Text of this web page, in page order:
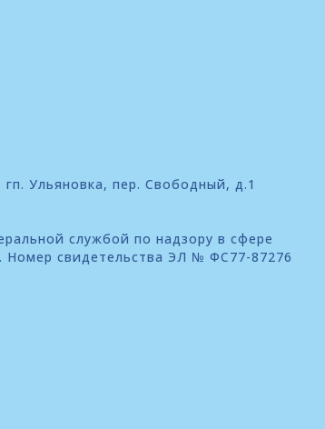
Ульяновка, пер. Свободный, д.1
службой по надзору в сфере
свидетельства ЭЛ № ФС77-87276